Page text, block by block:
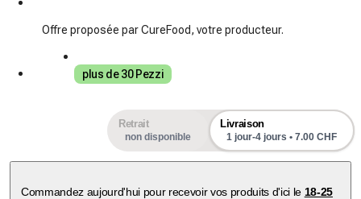
Offre proposée par CureFood, votre producteur.
plus de 30 Pezzi
Retrait
non disponible
Livraison
1 jour-4 jours • 7.00 CHF
Commandez aujourd'hui pour recevoir vos produits d'ici le 18-25